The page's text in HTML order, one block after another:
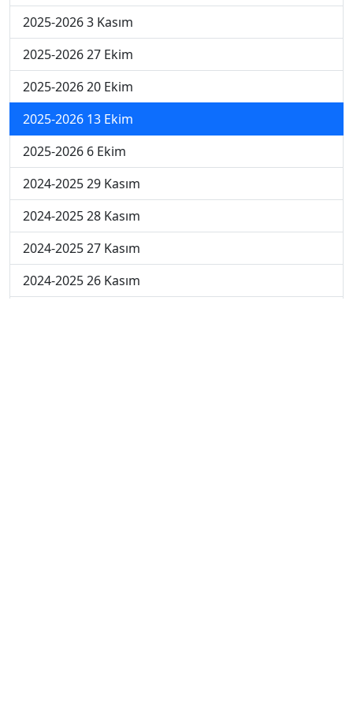
2025-2026 3 Kasım
2025-2026 27 Ekim
2025-2026 20 Ekim
2025-2026 13 Ekim
2025-2026 6 Ekim
2024-2025 29 Kasım
2024-2025 28 Kasım
2024-2025 27 Kasım
2024-2025 26 Kasım